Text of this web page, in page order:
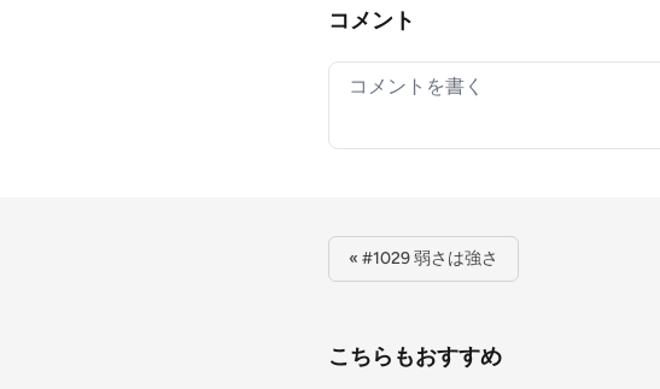
コメント
Your comment
« #1029 弱さは強さ
こちらもおすすめ